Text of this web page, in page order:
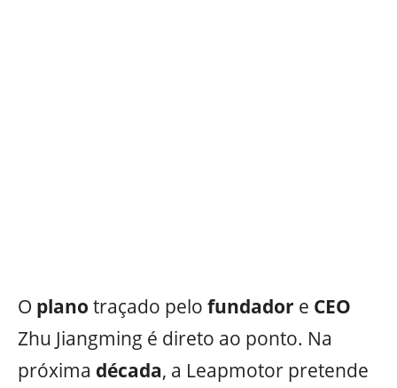
O plano traçado pelo fundador e CEO
Zhu Jiangming é direto ao ponto. Na
próxima década, a Leapmotor pretende